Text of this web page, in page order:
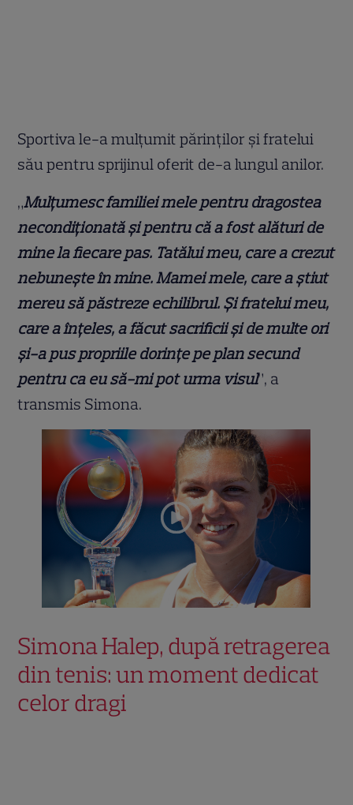
Sportiva le-a mulțumit părinților și fratelui
său pentru sprijinul oferit de-a lungul anilor.
„Mulțumesc familiei mele pentru dragostea
necondiționată și pentru că a fost alături de
mine la fiecare pas. Tatălui meu, care a crezut
nebunește în mine. Mamei mele, care a știut
mereu să păstreze echilibrul. Și fratelui meu,
care a înțeles, a făcut sacrificii și de multe ori
și-a pus propriile dorințe pe plan secund
pentru ca eu să-mi pot urma visul”, a
transmis Simona.
Simona Halep, după retragerea
din tenis: un moment dedicat
celor dragi